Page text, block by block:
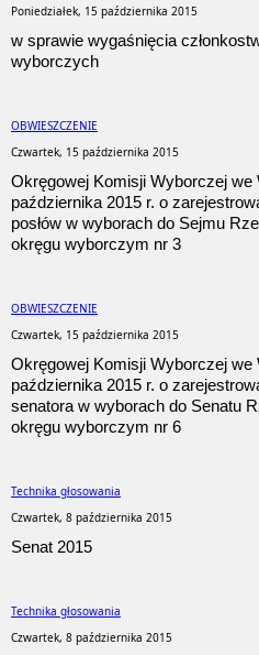
Poniedziałek, 15 października 2015
w sprawie wygaśnięcia
wyborczych
OBWIESZCZENIE
Czwartek, 15 października 2015
Okręgowej Komisji Wyborczej we
października 2015 r. o
posłów w wyborach do Sejmu
okręgu wyborczym nr 3
OBWIESZCZENIE
Czwartek, 15 października 2015
Okręgowej Komisji Wyborczej we
października 2015 r. o
senatora w wyborach do Senatu
okręgu wyborczym nr 6
Technika głosowania
Czwartek, 8 października 2015
Senat 2015
Technika głosowania
Czwartek, 8 października 2015